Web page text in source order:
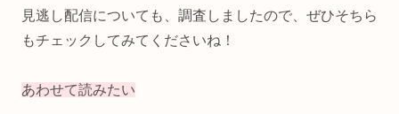
見逃し配信についても、調査しましたので、ぜひそちら
もチェックしてみてくださいね！
あわせて読みたい